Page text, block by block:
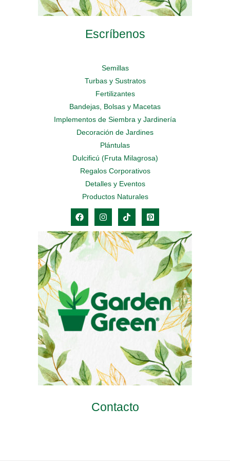
Escríbenos
Semillas
Turbas y Sustratos
Fertilizantes
Bandejas, Bolsas y Macetas
Implementos de Siembra y Jardinería
Decoración de Jardines
Plántulas
Dulcificú (Fruta Milagrosa)
Regalos Corporativos
Detalles y Eventos
Productos Naturales
Contacto